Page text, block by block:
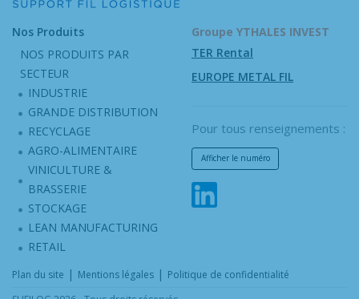
Nos Produits
NOS PRODUITS PAR
SECTEUR
INDUSTRIE
GRANDE DISTRIBUTION
RECYCLAGE
AGRO-ALIMENTAIRE
VINICULTURE &
BRASSERIE
STOCKAGE
LEAN MANUFACTURING
RETAIL
Groupe YTHALES INVEST
TER Rental
EUROPE METAL FIL
Pour tous renseignements :
Afficher le numéro
Plan du site | Mentions légales | Politique de confidentialité